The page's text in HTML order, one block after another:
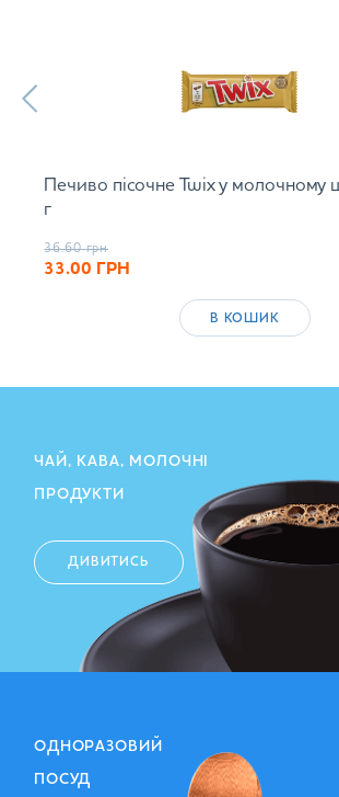
Печиво пісочне Twix у молочному
г
36.60 грн
33.00 ГРН
В КОШИК
ЧАЙ, КАВА, МОЛОЧНІ
ПРОДУКТИ
ДИВИТИСЬ
ОДНОРАЗОВИЙ
ПОСУД